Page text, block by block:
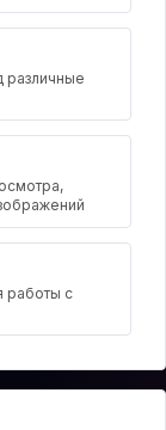
различные
работы с